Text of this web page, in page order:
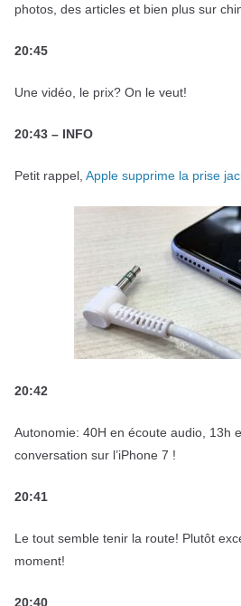
photos, des articles et bien plus sur
20:45
Une vidéo, le prix? On le veut!
20:43 – INFO
Petit rappel, Apple supprime la prise
20:42
Autonomie: 40H en écoute audio, 13h
conversation sur l’iPhone 7 !
20:41
Le tout semble tenir la route! Plutôt
moment!
20:40